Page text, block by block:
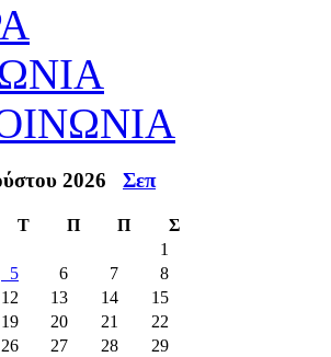
2026 Σεπ
Τ Π Π
Σ
1
5 6 7
8
12 13 14
15
19 20 21
22
26 27 28
29